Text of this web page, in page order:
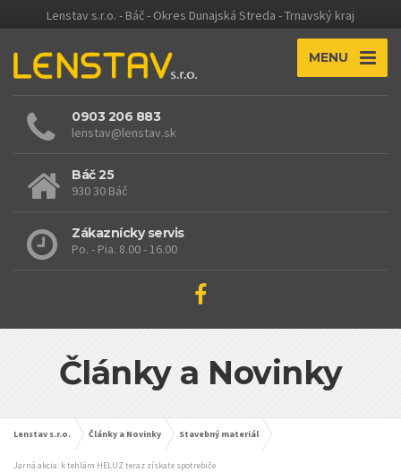
Lenstav s.r.o. - Báč - Okres Dunajská Streda - Trnavský kraj
MENU
0903 206 883
lenstav@lenstav.sk
Báč 25
930 30 Báč
Zákaznícky servis
Po. - Pia. 8.00 - 16.00
Články a Novinky
Lenstav s.r.o. Články a Novinky Stavebný materiál
Jarná akcia: k tehlám HELUZ teraz získate spotrebiče